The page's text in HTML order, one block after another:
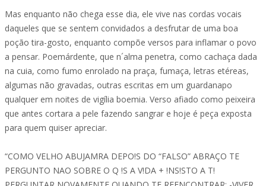
Mas enquanto não chega esse dia, ele vive nas cordas vocais
daqueles que se sentem convidados a desfrutar de uma boa
poção tira-gosto, enquanto compõe versos para inflamar o povo
a pensar. Poemárdente, que n´alma penetra, como cachaça dada
na cuia, como fumo enrolado na praça, fumaça, letras etéreas,
algumas não gravadas, outras escritas em um guardanapo
qualquer em noites de vigília boemia. Verso afiado como peixeira
que antes cortara a pele fazendo sangrar e hoje é peça exposta
para quem quiser apreciar.
“COMO VELHO ABUJAMRA DEPO!S DO “FALSO” ABRAÇO TE
PERGUNTO NAO SOBRE O Q !S A V!DA + !NS!STO A T!